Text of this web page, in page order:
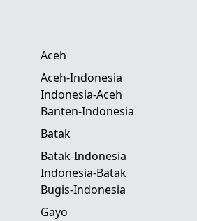
Aceh
Aceh-Indonesia
Indonesia-Aceh
Banten-Indonesia
Batak
Batak-Indonesia
Indonesia-Batak
Bugis-Indonesia
Gayo